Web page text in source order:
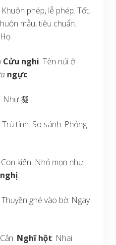
phép, lễ phép. Tốt.
mẫu, tiêu chuẩn.
Cửu nghi: Tên núi ở
ngực.
擬
tính. So sánh. Phỏng
kiến. Nhỏ mọn như
nghị.
ghé vào bờ. Ngay
Nghĩ hột: Nhai